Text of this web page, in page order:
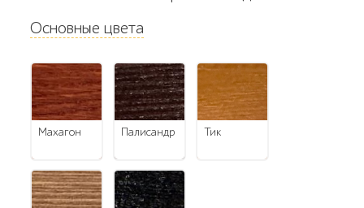
Основные цвета
махагон палисандр тик